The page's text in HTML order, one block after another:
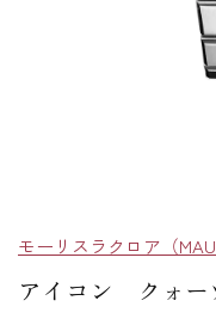
モーリスラクロア（
アイコン クォー